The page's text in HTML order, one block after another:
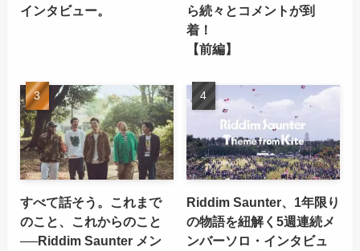
インタビュー。
ら続々とコメントが到
着！
【前編】
すべて話そう。これまで
のこと、これからのこと
──Riddim Saunter メン
Riddim Saunter、1年限り
の物語を紐解く5週連続メ
ンバーソロ・インタビュ